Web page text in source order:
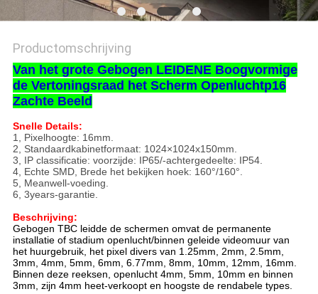
Productomschrijving
Van het grote Gebogen LEIDENE Boogvormige
de Vertoningsraad het Scherm Openluchtp16
Zachte Beeld
Snelle Details:
1, Pixelhoogte: 16mm.
2, Standaardkabinetformaat: 1024×1024x150mm.
3, IP classificatie: voorzijde: IP65/-achtergedeelte: IP54.
4, Echte SMD, Brede het bekijken hoek: 160°/160°.
5, Meanwell-voeding.
6, 3years-garantie.
Beschrijving:
Gebogen TBC leidde de schermen omvat de permanente
installatie of stadium openlucht/binnen geleide videomuur van
het huurgebruik, het pixel divers van 1.25mm, 2mm, 2.5mm,
3mm, 4mm, 5mm, 6mm, 6.77mm, 8mm, 10mm, 12mm, 16mm.
Binnen deze reeksen, openlucht 4mm, 5mm, 10mm en binnen
3mm, zijn 4mm heet-verkoopt en hoogste de rendabele types.